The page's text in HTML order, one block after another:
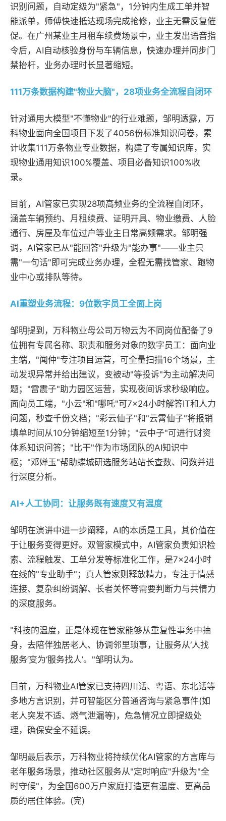
识别问题，自动定级为"紧急"，1分钟内生成工单并智
能派单，师傅快速抵达现场完成抢修，业主无需反复催
促。在广州某业主月租车续费场景中，业主发出语音指
令后，AI自动核验身份与车辆信息，快速办理并同步门
禁抬杆，业务办理时长显著缩短。
111万条数据构建"物业大脑"，28项业务全流程自闭环
针对通用大模型"不懂物业"的行业难题，邹明透露，万
科物业面向全国项目下发了4056份标准知识问卷，累
计收集111万条物业专业数据，构建了专属知识库，实
现物业通用知识100%覆盖、项目必备知识100%收
录。
目前，AI管家已实现28项高频业务的全流程自闭环，
涵盖车辆预约、月租续费、证明开具、物业缴费、人脸
通行、房屋及车位过户等业主日常高频需求。邹明强
调，AI管家已从"能回答"升级为"能办事"——业主只
需"一句话"即可完成业务办理，全程无需找管家、跑物
业中心或排队等待。
AI重塑业务流程：9位数字员工全面上岗
邹明提到，万科物业母公司万物云为不同岗位配备了9
位拥有专属名称、职责和服务对象的数字员工：面向业
主端，"闻仲"专注项目运营，可全量扫描16个场景，主
动发现异常并给出建议，变被动"等投诉"为主动解决问
题；"雷震子"助力园区运营，实现夜间诉求秒级响应。
面向员工端，"小云"和"哪吒"可7×24小时解答IT和人力
问题，秒查千份文档；"彩云仙子"和"云霄仙子"将报销
填单时间从10分钟缩短至1分钟；"云中子"可进行财资
体系知识问答；"比干"作为市场团队的AI知识中
枢；"邓婵玉"帮助蝶城研选服务站站长查数、问数并进
行深度分析。
AI+人工协同：让服务既有速度又有温度
邹明在演讲中进一步阐释，AI的本质是工具，其价值在
于让服务变得更好。双管家模式中，AI管家负责知识检
索、流程触发、工单分发等标准化工作，是7×24小时
在线的"专业助手"；真人管家则释放精力，专注于情感
连接、复杂纠纷调解、长者关怀等需要判断力与共情力
的深度服务。
"科技的温度，正是体现在管家能够从重复性事务中抽
身，去陪伴独居老人、协调邻里琐事，让服务从‘人找
服务’变为‘服务找人’。"邹明认为。
目前，万科物业AI管家已支持四川话、粤语、东北话等
多地方言识别，并可智能区分普通咨询与紧急事件(如
老人突发不适、燃气泄漏等)，危急情况立即提级处
理，确保安全不延误。
邹明最后表示，万科物业将持续优化AI管家的方言库与
老年服务场景，推动社区服务从"定时响应"升级为"全
时守候"，为全国600万户家庭打造更有温度、更高品
质的居住体验。(完)